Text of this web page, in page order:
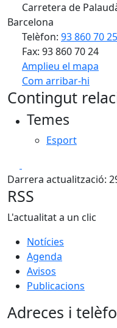
Carretera de
Barcelona
Telèfon: 93 860 70 25
Fax: 93 860 70 24
Amplieu el mapa
Com arribar-hi
+
Contingut
Temes
Esport
Darrera actualització:
RSS
L'actualitat a un clic
Notícies
Agenda
Avisos
Publicacions
Adreces i